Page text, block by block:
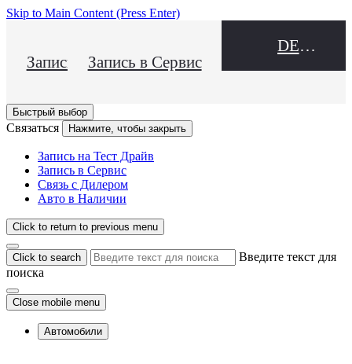
Skip to Main Content (Press Enter)
Запись на Тест Драйв
Запись в Сервис
DEALER NAME
Быстрый выбор
Связаться Нажмите, чтобы закрыть
Запись на Тест Драйв
Запись в Сервис
Связь с Дилером
Авто в Наличии
Click to return to previous menu
Click to search
Введите текст для
поиска
Close mobile menu
Автомобили